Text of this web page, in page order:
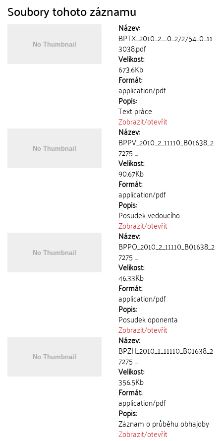
Soubory tohoto záznamu
Název:
BPTX_2010_2__0_272754_0_11
3038.pdf
Velikost:
673.6Kb
Formát:
application/pdf
Popis:
Text práce
Zobrazit/otevřít
Název:
BPPV_2010_2_11110_B01638_2
7275 ...
Velikost:
90.67Kb
Formát:
application/pdf
Popis:
Posudek vedoucího
Zobrazit/otevřít
Název:
BPPO_2010_2_11110_B01638_2
7275 ...
Velikost:
46.33Kb
Formát:
application/pdf
Popis:
Posudek oponenta
Zobrazit/otevřít
Název:
BPZH_2010_1_11110_B01638_2
7275 ...
Velikost:
356.5Kb
Formát:
application/pdf
Popis:
Záznam o průběhu obhajoby
Zobrazit/otevřít